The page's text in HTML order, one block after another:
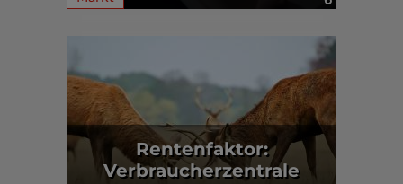
Rentenfaktor:
Verbraucherzentrale